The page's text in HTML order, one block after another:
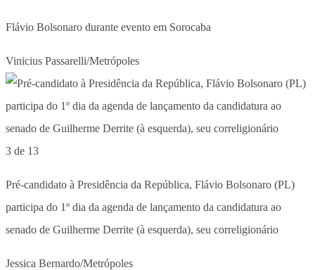
Flávio Bolsonaro durante evento em Sorocaba
Vinicius Passarelli/Metrópoles
3 de 13
Pré-candidato à Presidência da República, Flávio Bolsonaro (PL)
participa do 1º dia da agenda de lançamento da candidatura ao
senado de Guilherme Derrite (à esquerda), seu correligionário
Jessica Bernardo/Metrópoles